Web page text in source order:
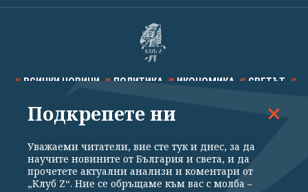
ВСИЧКИ НОВИНИ ПОЛИТИКА ИКОНОМИКА СВЕТЪТ
СПОРТ КУЛТУРА ТЕХНОЛОГИИ КАЛЕЙДОСКОП
Подкрепете ни
Уважаеми читатели, вие сте тук и днес, за да
научите новините от България и света, и да
прочетете актуални анализи и коментари от
„Клуб Z“. Ние се обръщаме към вас с молба –